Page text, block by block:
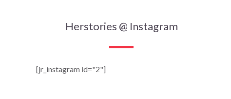
Herstories @ Instagram
[jr_instagram id="2"]